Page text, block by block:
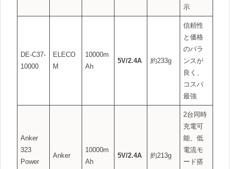
示
DE-C37-
10000
ELECO
M
10000m
Ah
5V/2.4A 約233g
信頼性
と価格
のバラ
ンスが
良く、
コスパ
最強
Anker
323
Power
Anker
10000m
Ah
5V/2.4A 約213g
2台同時
充電可
能、低
電流モ
ード搭